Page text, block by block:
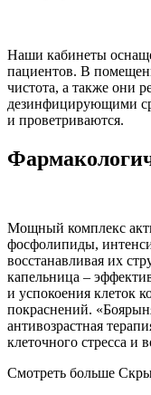
Наши кабинеты
пациентов. В
чистота, а также они
дезинфицирующими
и проветриваются.
Мощный комплекс
фосфолипиды,
восстанавливая их
капельница –
и успокоения клеток
покраснений.
антивозрастная
клеточного стресса и
Смотреть больше